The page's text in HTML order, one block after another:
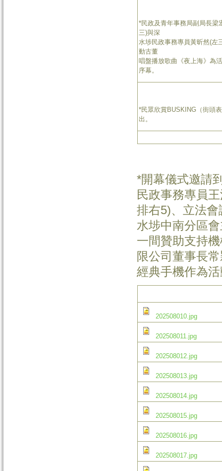
*民政及青年事務局副局長梁
三)與深
水埗民政事務專員黃昕然(左
動古董
唱盤播放歌曲《夜上海》為
序幕。
*民眾欣賞BUSKING（街頭
出。
*開幕儀式邀請
民政事務專員
排右5)、立法
水埗中南分區
一間贊助支持
限公司董事長
經典手機作為
202508010.jpg
202508011.jpg
202508012.jpg
202508013.jpg
202508014.jpg
202508015.jpg
202508016.jpg
202508017.jpg